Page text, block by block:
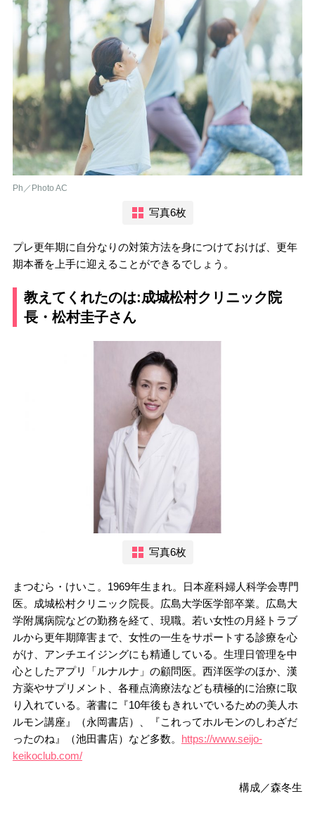
Ph／Photo AC
写真6枚
プレ更年期に自分なりの対策方法を身につけておけば、更年
期本番を上手に迎えることができるでしょう。
教えてくれたのは:成城松村クリニック院
長・松村圭子さん
写真6枚
まつむら・けいこ。1969年生まれ。日本産科婦人科学会専門
医。成城松村クリニック院長。広島大学医学部卒業。広島大
学附属病院などの勤務を経て、現職。若い女性の月経トラブ
ルから更年期障害まで、女性の一生をサポートする診療を心
がけ、アンチエイジングにも精通している。生理日管理を中
心としたアプリ「ルナルナ」の顧問医。西洋医学のほか、漢
方薬やサプリメント、各種点滴療法なども積極的に治療に取
り入れている。著書に『10年後もきれいでいるための美人ホ
ルモン講座』（永岡書店）、『これってホルモンのしわざだ
ったのね』（池田書店）など多数。 https://www.seijo-
keikoclub.com/
構成／森冬生